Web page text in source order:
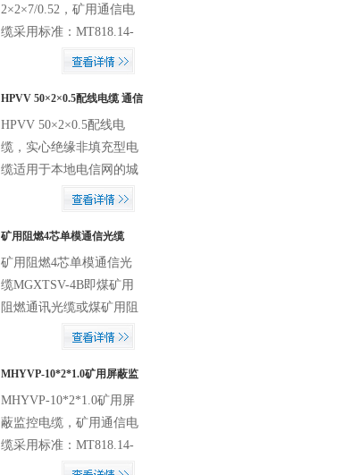
2×2×7/0.52，矿用通信电
缆采用标准：MT818.14-
2&amp;a...
HPVV 50×2×0.5配线电缆 通信
电缆
HPVV 50×2×0.5配线电
缆，实心绝缘非填充型电
缆适用于本地电信网的城
市与乡镇电信线路，也适
线路。在架空安装时需要
用吊线支承。在一30~C一
60~C的环...
矿用阻燃4芯单模通信光缆
MGXTSV-4B
矿用阻燃4芯单模通信光
缆MGXTSV-4B即煤矿用
阻燃通讯光缆或煤矿用阻
燃通信光缆，简称为矿用
缆
MHYVP-10*2*1.0矿用屏蔽监
控电缆
MHYVP-10*2*1.0矿用屏
蔽监控电缆，矿用通信电
缆采用标准：MT818.14-
1999 MHYV (1×2 2×2 1×4